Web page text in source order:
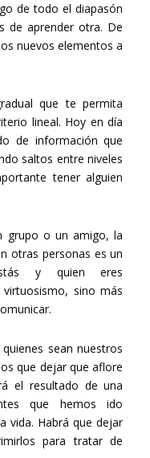
de todo el diapasón
de aprender otra. De
nuevos elementos a
que te permita
lineal. Hoy en día
de información que
saltos entre niveles
tener alguien
grupo o un amigo, la
otras personas es un
y quien eres
sino más
sean nuestros
que dejar que aflore
el resultado de una
que hemos ido
vida. Habrá que dejar
para tratar de